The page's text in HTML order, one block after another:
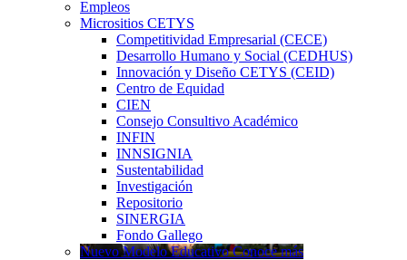
Empleos
Micrositios CETYS
Competitividad Empresarial (CECE)
Desarrollo Humano y Social (CEDHUS)
Innovación y Diseño CETYS (CEID)
Centro de Equidad
CIEN
Consejo Consultivo Académico
INFIN
INNSIGNIA
Sustentabilidad
Investigación
Repositorio
SINERGIA
Fondo Gallego
Nuevo Modelo Educativo Conoce más